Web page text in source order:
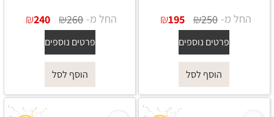
החל מ- ₪250
₪195
פרטים נוספים
הוסף לסל
החל מ- ₪260
₪240
פרטים נוספים
הוסף לסל